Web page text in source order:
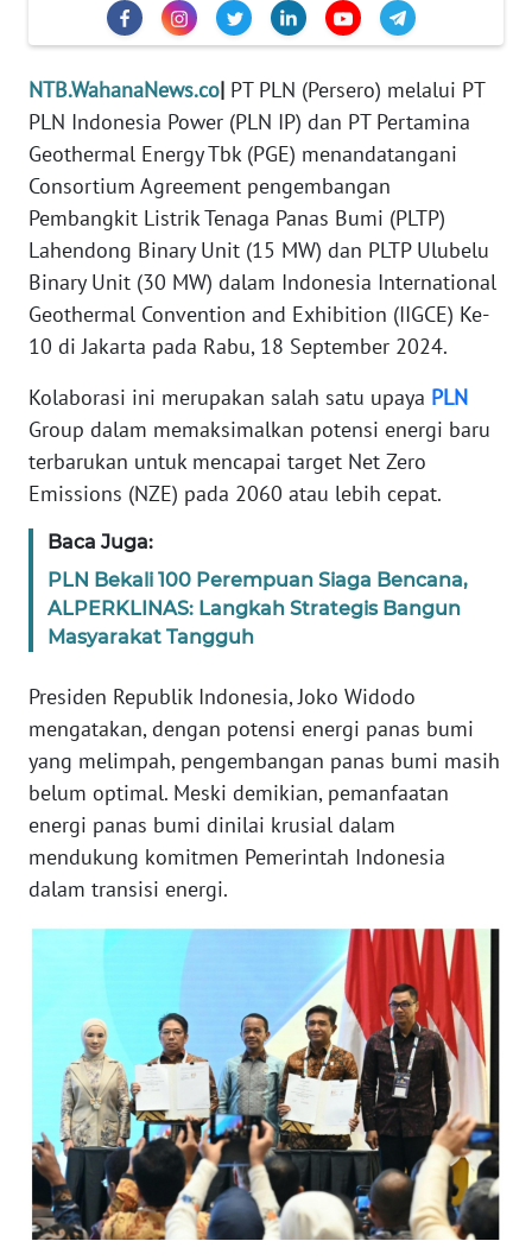
NTB.WahanaNews.co| PT PLN (Persero) melalui PT
PLN Indonesia Power (PLN IP) dan PT Pertamina
Geothermal Energy Tbk (PGE) menandatangani
Consortium Agreement pengembangan
Pembangkit Listrik Tenaga Panas Bumi (PLTP)
Lahendong Binary Unit (15 MW) dan PLTP Ulubelu
Binary Unit (30 MW) dalam Indonesia International
Geothermal Convention and Exhibition (IIGCE) Ke-
10 di Jakarta pada Rabu, 18 September 2024.
Kolaborasi ini merupakan salah satu upaya PLN
Group dalam memaksimalkan potensi energi baru
terbarukan untuk mencapai target Net Zero
Emissions (NZE) pada 2060 atau lebih cepat.
Baca Juga:
PLN Bekali 100 Perempuan Siaga Bencana,
ALPERKLINAS: Langkah Strategis Bangun
Masyarakat Tangguh
Presiden Republik Indonesia, Joko Widodo
mengatakan, dengan potensi energi panas bumi
yang melimpah, pengembangan panas bumi masih
belum optimal. Meski demikian, pemanfaatan
energi panas bumi dinilai krusial dalam
mendukung komitmen Pemerintah Indonesia
dalam transisi energi.
REDAKSI
KARIR
DISCLAIMER
Wahana
Regional
SUMUT
WN
JAKARTA
JABAR
WN
WN
NTT
WN
KEPRI
PAPUA
PAPUA
BARAT
WN
RIAU
WN
SERAMBI